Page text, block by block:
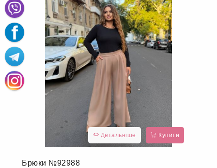
Детальніше Купити
Брюки №92988